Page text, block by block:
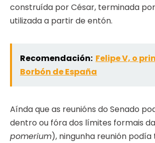
construída por César, terminada
utilizada a partir de entón.
Recomendación: Felipe V, o
Borbón de España
Aínda que as reunións do Senado
dentro ou fóra dos límites formais
pomerium), ningunha reunión